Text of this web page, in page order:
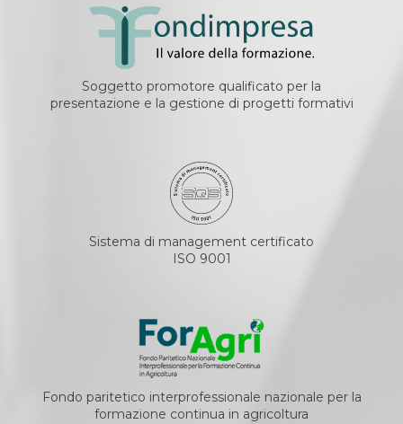
Soggetto promotore qualificato per la
presentazione e la gestione di progetti formativi
Sistema di management certificato
ISO 9001
Fondo paritetico interprofessionale nazionale per la
formazione continua in agricoltura